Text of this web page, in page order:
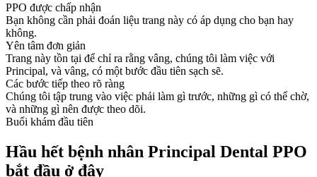
PPO được chấp nhận
Bạn không cần phải đoán liệu trang này có áp dụng cho bạn hay
không.
Yên tâm đơn giản
Trang này tồn tại để chỉ ra rằng vâng, chúng tôi làm việc với
Principal, và vâng, có một bước đầu tiên sạch sẽ.
Các bước tiếp theo rõ ràng
Chúng tôi tập trung vào việc phải làm gì trước, những gì có thể chờ,
và những gì nên được theo dõi.
Buổi khám đầu tiên
Hầu hết bệnh nhân Principal Dental PPO
bắt đầu ở đây